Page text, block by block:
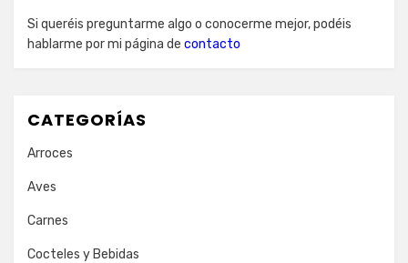
Si queréis preguntarme algo o conocerme mejor, podéis
hablarme por mi página de contacto
CATEGORÍAS
Arroces
Aves
Carnes
Cocteles y Bebidas